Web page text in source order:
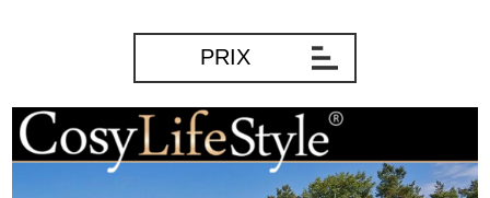
et fonctionnel à tout jardin, offrant un espace confortable pour la
détente ou les rassemblements. Avec les bons accessoires, vous
polyvalentes toute l’année. Que vous recherchiez plus d’ombre, de
protection, de flexibilité ou un éclairage d’ambiance, nous
proposons une large gamme d’accessoires, y compris des parois
latérales, des murs à lames, des rideaux latéraux, des
PRIX